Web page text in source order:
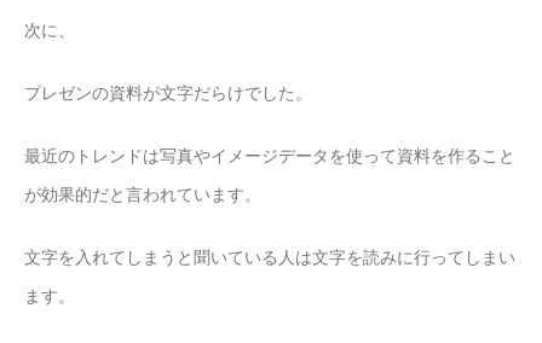
次に、
プレゼンの資料が文字だらけでした。
最近のトレンドは写真やイメージデータを使って資料を作ること
が効果的だと言われています。
文字を入れてしまうと聞いている人は文字を読みに行ってしまい
ます。